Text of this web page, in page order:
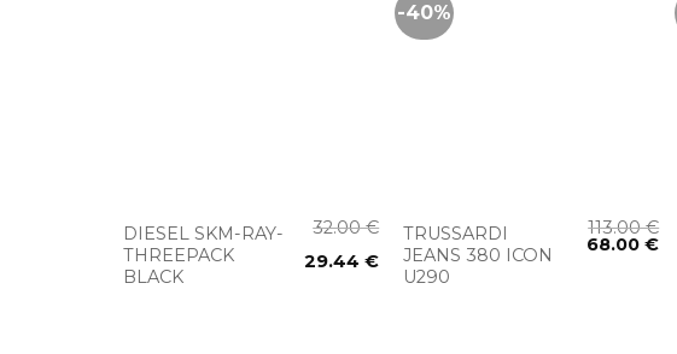
DIESEL SKM-RAY-
THREEPACK
BLACK
32.00€
29.44€
-40%
TRUSSARDI
JEANS 380 ICON
U290
113.00€
68.00€